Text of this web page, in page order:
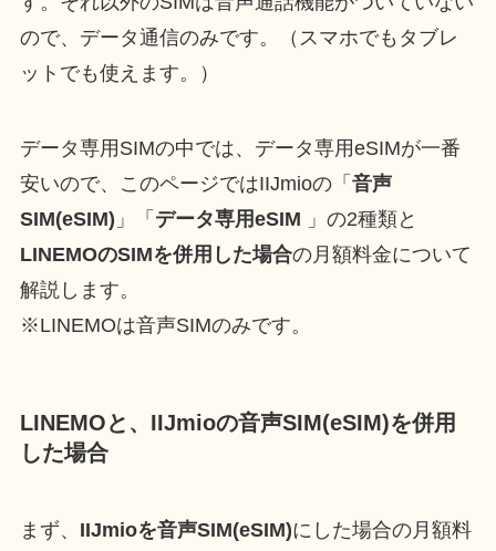
ので、データ通信のみです。（スマホでもタブレ
ットでも使えます。）
データ専用SIMの中では、データ専用eSIMが一番
安いので、このページではIIJmioの「 音声
SIM(eSIM) 」「 データ専用eSIM 」の2種類と
LINEMOのSIMを併用した場合の月額料金について
解説します。
※LINEMOは音声SIMのみです。
LINEMOと、IIJmioの音声SIM(eSIM)を併用
した場合
まず、 IIJmioを音声SIM(eSIM)にした場合の月額料